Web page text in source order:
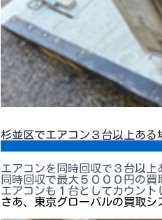
杉並区でエアコン３台以上ある
エアコンを同時回収で３台以
同時回収で最大５０００円の
エアコンも１台としてカウント
さあ、東京グローバルの買取